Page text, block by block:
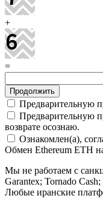
+
=
Предварительную
Предварительную
возврате осознаю.
Ознакомлен(а),
Обмен Ethereum ETH
Мы не работаем с
Garantex; Tornado
Любые иранские